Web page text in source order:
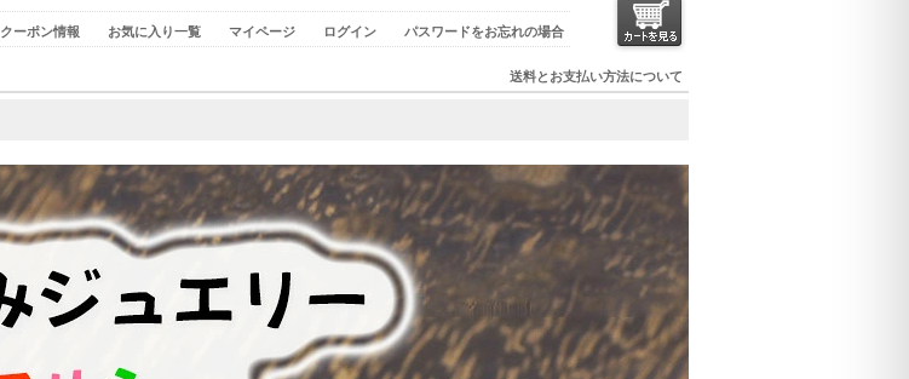
クーポン情報 お気に入り一覧 マイページ ログイン パスワードをお忘れの場合
送料とお支払い方法について